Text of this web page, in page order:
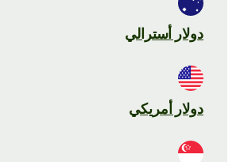
دولار أسترالي
دولار أمريكي